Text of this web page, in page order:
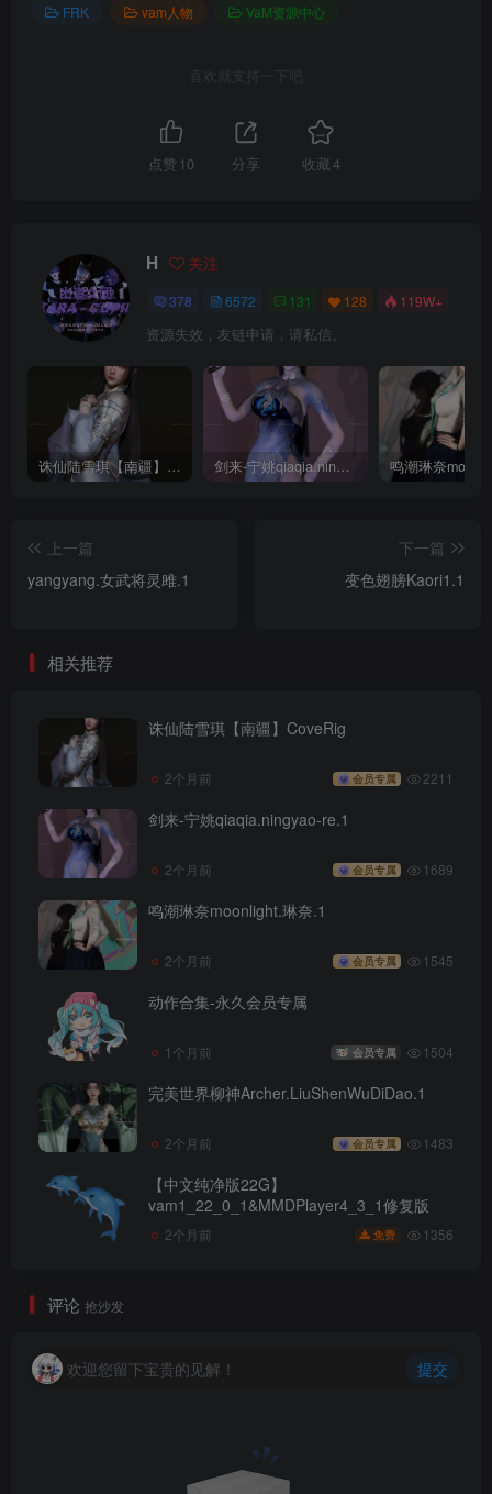
FRK vam人物 VaM资源中心
喜欢就支持一下吧
点赞 10 分享 收藏4
H 关注
378 6572 131 128 119W+
资源失效，友链申请，请私信。
诛仙陆雪琪【南疆】CoveRig 剑来-宁姚qiaqia.ningyao-re.1
上一篇
yangyang.女武将灵雎.1
下一篇
变色翅膀Kaori1.1
相关推荐
诛仙陆雪琪【南疆】CoveRig
2个月前 会员专属 2211
剑来-宁姚qiaqia.ningyao-re.1
2个月前 会员专属 1689
鸣潮琳奈moonlight.琳奈.1
2个月前 会员专属 1545
动作合集-永久会员专属
1个月前 会员专属 1504
完美世界柳神Archer.LiuShenWuDiDao.1
2个月前 会员专属 1483
【中文纯净版22G】
vam1_22_0_1&MMDPlayer4_3_1修复版
2个月前 免费 1356
评论 抢沙发
欢迎您留下宝贵的见解！ 提交